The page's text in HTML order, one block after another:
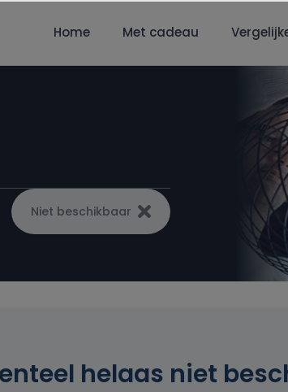
Home Met cadeau
Niet beschikbaar
helaas niet